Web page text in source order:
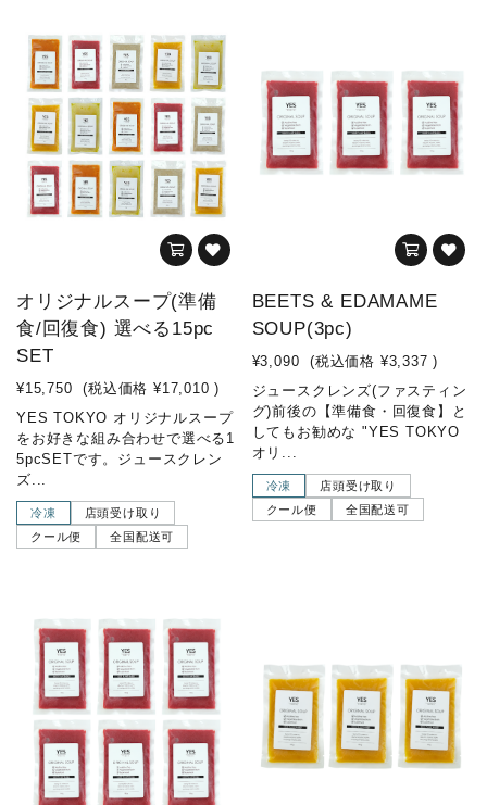
オリジナルスープ(準備
食/回復食) 選べる15pc
SET
¥15,750 (税込価格 ¥17,010 )
YES TOKYO オリジナルスープ
をお好きな組み合わせで選べる1
5pcSETです。ジュースクレン
ズ...
冷凍
店頭受け取り
クール便
全国配送可
BEETS & EDAMAME
SOUP(3pc)
¥3,090 (税込価格 ¥3,337 )
ジュースクレンズ(ファスティン
グ)前後の【準備食・回復食】と
してもお勧めな "YES TOKYO
オリ...
冷凍
店頭受け取り
クール便
全国配送可